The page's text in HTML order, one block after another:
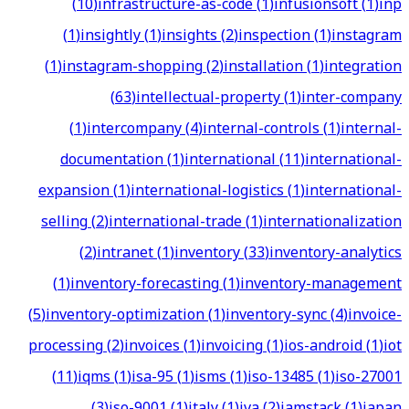
(1)insightly(1)insights(2)inspection(1)instagram
(1)instagram-shopping(2)installation(1)integration
(63)intellectual-property(1)inter-company
(1)intercompany(4)internal-controls(1)internal-
documentation(1)international(11)international-
expansion(1)international-logistics(1)international-
selling(2)international-trade(1)internationalization
(2)intranet(1)inventory(33)inventory-analytics
(1)inventory-forecasting(1)inventory-management
(5)inventory-optimization(1)inventory-sync(4)invoice-
processing(2)invoices(1)invoicing(1)ios-android(1)iot
(11)iqms(1)isa-95(1)isms(1)iso-13485(1)iso-27001